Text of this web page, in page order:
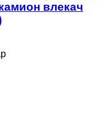
влекач